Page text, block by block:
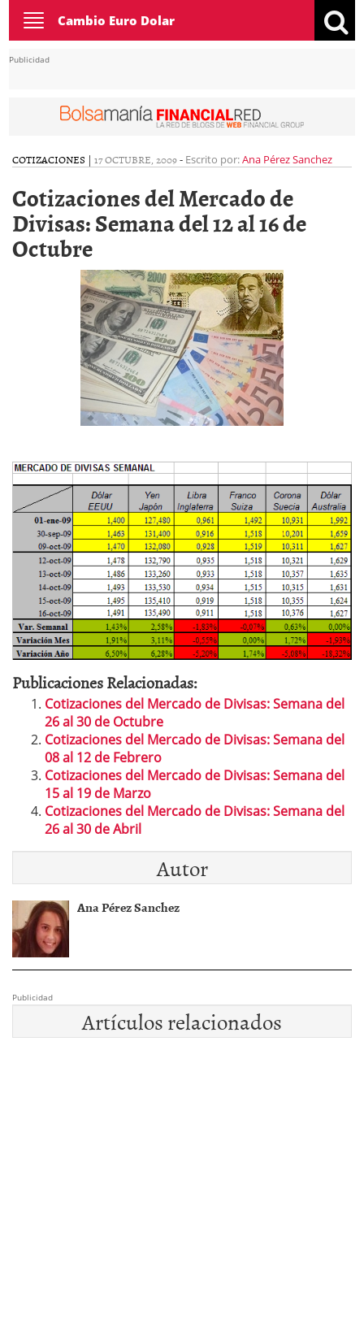
Toggle
navigation
Cambio Euro Dolar
Publicidad
COTIZACIONES | 17 OCTUBRE, 2009- Escrito por:Ana Pérez Sanchez
Cotizaciones del Mercado de
Divisas: Semana del 12 al 16 de
Octubre
Publicaciones Relacionadas:
Cotizaciones del Mercado de Divisas: Semana del
26 al 30 de Octubre
Cotizaciones del Mercado de Divisas: Semana del
08 al 12 de Febrero
Cotizaciones del Mercado de Divisas: Semana del
15 al 19 de Marzo
Cotizaciones del Mercado de Divisas: Semana del
26 al 30 de Abril
Autor
Ana Pérez Sanchez
Publicidad
Artículos relacionados